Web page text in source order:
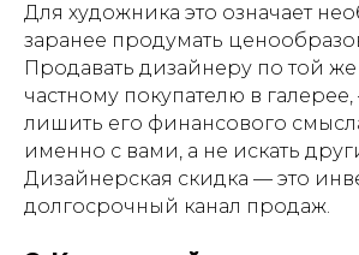
Для художника это означает
заранее продумать
Продавать дизайнеру по той же
частному покупателю в
лишить его финансового
именно с вами, а не искать
Дизайнерская скидка — это
долгосрочный канал продаж.